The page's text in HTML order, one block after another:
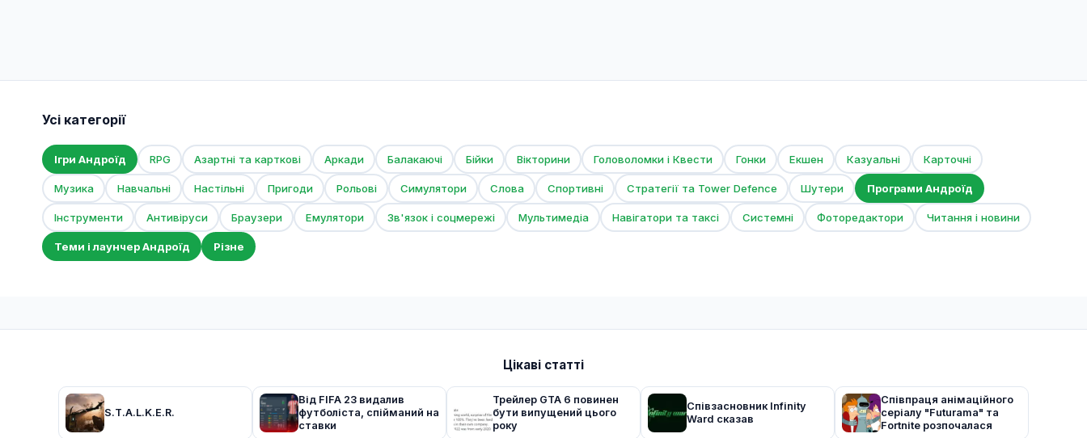
Усі категорії
Ігри Андроїд RPG Азартні та карткові Аркади Балакаючі Бійки Вікторини Головоломки і Квести Гонки Екшен Казуальні Карточні
Музика Навчальні Настільні Пригоди Рольові Симулятори Слова Спортивні Стратегії та Tower Defence Шутери Програми Андроїд
Інструменти Антивіруси Браузери Емулятори Зв'язок і соцмережі Мультимедіа Навігатори та таксі Системні Фоторедактори Читання і новини
Теми і лаунчер Андроїд Різне
Цікаві статті
S.T.A.L.K.E.R.
Від FIFA 23 видалив
футболіста, спійманий на
ставки
Трейлер GTA 6 повинен
бути випущений цього
року
Співзасновник Infinity
Ward сказав
Співпраця анімаційного
серіалу "Futurama" та
Fortnite розпочалася